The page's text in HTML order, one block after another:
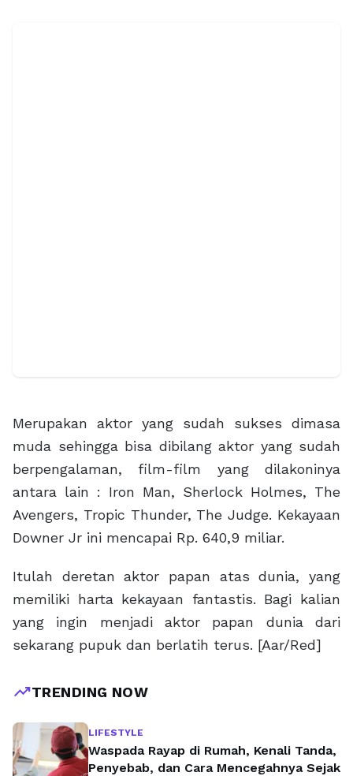
Merupakan aktor yang sudah sukses dimasa
muda sehingga bisa dibilang aktor yang sudah
berpengalaman, film-film yang dilakoninya
antara lain : Iron Man, Sherlock Holmes, The
Avengers, Tropic Thunder, The Judge. Kekayaan
Downer Jr ini mencapai Rp. 640,9 miliar.
Itulah deretan aktor papan atas dunia, yang
memiliki harta kekayaan fantastis. Bagi kalian
yang ingin menjadi aktor papan dunia dari
sekarang pupuk dan berlatih terus. [Aar/Red]
trending_upTRENDING NOW
LIFESTYLE
Waspada Rayap di Rumah, Kenali Tanda,
Penyebab, dan Cara Mencegahnya Sejak